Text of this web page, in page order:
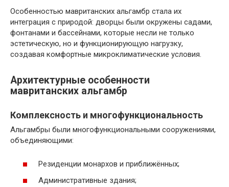
Особенностью мавританских альгамбр стала их
интеграция с природой: дворцы были окружены садами,
фонтанами и бассейнами, которые несли не только
эстетическую, но и функционирующую нагрузку,
создавая комфортные микроклиматические условия.
Архитектурные особенности
мавританских альгамбр
Комплексность и многофункциональность
Альгамбры были многофункциональными сооружениями,
объединяющими:
Резиденции монархов и приближённых;
Административные здания;